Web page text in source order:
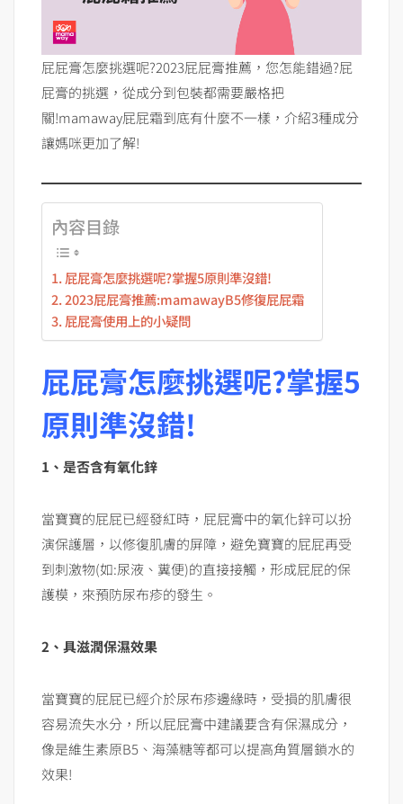
屁屁膏怎麼挑選呢?2023屁屁膏推薦，您怎能錯過?屁
屁膏的挑選，從成分到包裝都需要嚴格把
關!mamaway屁屁霜到底有什麼不一樣，介紹3種成分
讓媽咪更加了解!
內容目錄
屁屁膏怎麼挑選呢?掌握5原則準沒錯!
2023屁屁膏推薦:mamawayB5修復屁屁霜
屁屁膏使用上的小疑問
屁屁膏怎麼挑選呢?掌握5
原則準沒錯!
1、是否含有氧化鋅
當寶寶的屁屁已經發紅時，屁屁膏中的氧化鋅可以扮
演保護層，以修復肌膚的屏障，避免寶寶的屁屁再受
到刺激物(如:尿液、糞便)的直接接觸，形成屁屁的保
護模，來預防尿布疹的發生。
2、具滋潤保濕效果
當寶寶的屁屁已經介於尿布疹邊緣時，受損的肌膚很
容易流失水分，所以屁屁膏中建議要含有保濕成分，
像是維生素原B5、海藻糖等都可以提高角質層鎖水的
效果!